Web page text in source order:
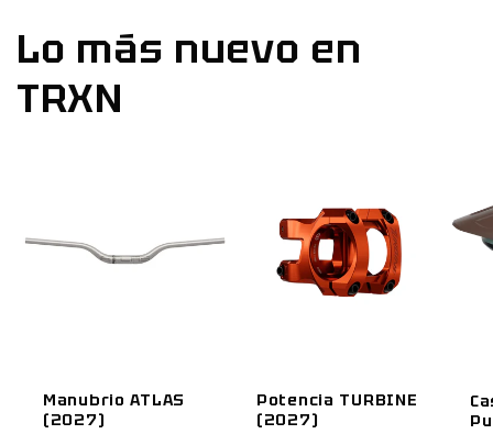
Lo más nuevo en
TRXN
Manubrio ATLAS
(2027)
Potencia TURBINE
(2027)